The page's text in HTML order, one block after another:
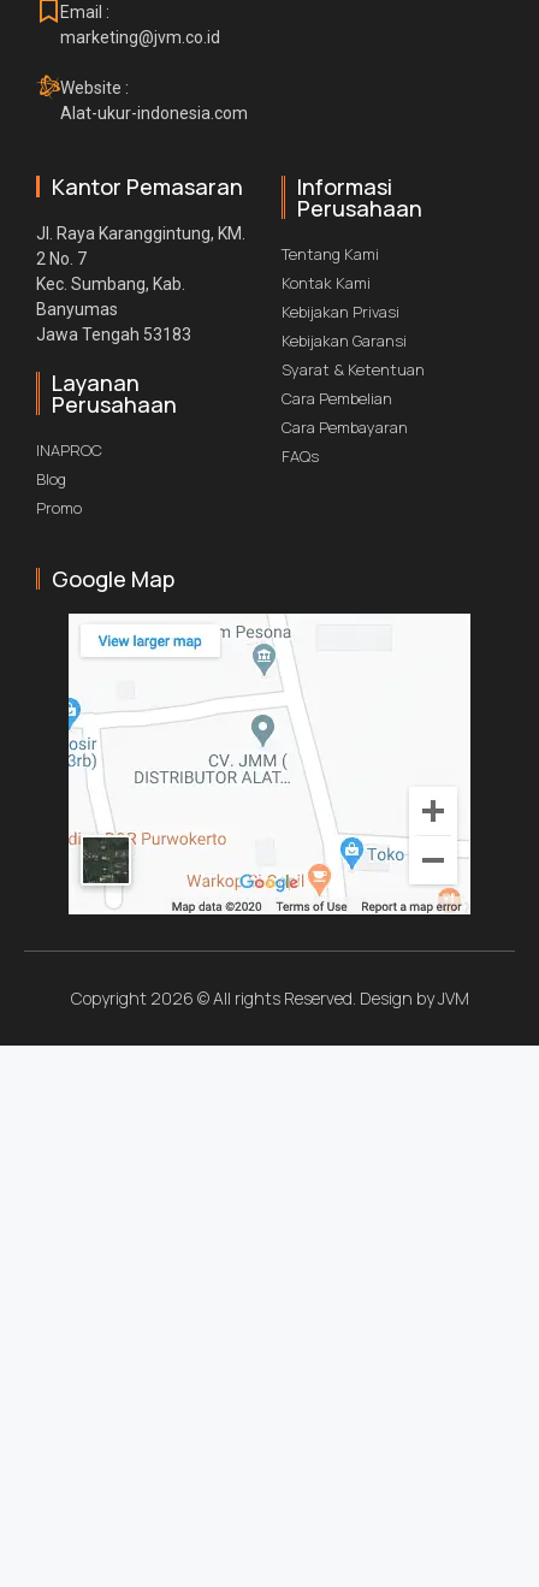
Email :
marketing@jvm.co.id
Website :
Alat-ukur-indonesia.com
Kantor Pemasaran
Jl. Raya Karanggintung, KM.
2 No. 7
Kec. Sumbang, Kab.
Banyumas
Jawa Tengah 53183
Layanan
Perusahaan
INAPROC
Blog
Promo
Informasi
Perusahaan
Tentang Kami
Kontak Kami
Kebijakan Privasi
Kebijakan Garansi
Syarat & Ketentuan
Cara Pembelian
Cara Pembayaran
FAQs
Google Map
Copyright 2026 © All rights Reserved. Design by JVM